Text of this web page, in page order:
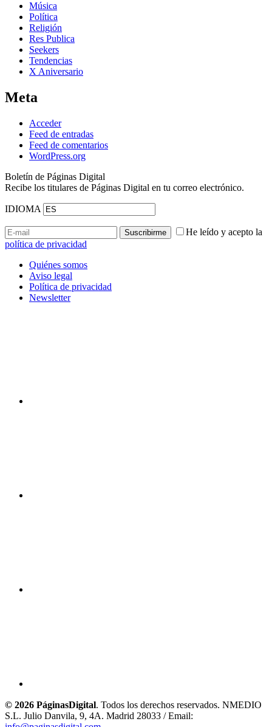
Música
Política
Religión
Res Publica
Seekers
Tendencias
X Aniversario
Meta
Acceder
Feed de entradas
Feed de comentarios
WordPress.org
Boletín de Páginas Digital
Recibe los titulares de Páginas Digital en tu correo electrónico.
IDIOMA
He leído y acepto la
política de privacidad
Quiénes somos
Aviso legal
Política de privacidad
Newsletter
© 2026 PáginasDigital. Todos los derechos reservados. NMEDIO
S.L. Julio Danvila, 9, 4A. Madrid 28033 / Email: